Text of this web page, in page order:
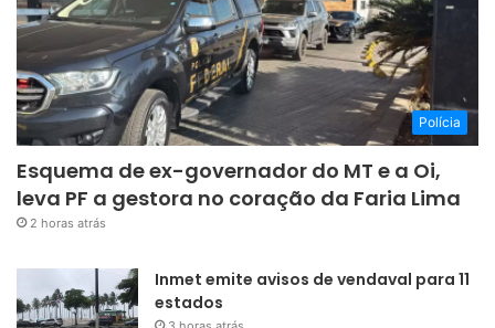
Polícia
Esquema de ex-governador do MT e a Oi,
leva PF a gestora no coração da Faria Lima
2 horas atrás
Inmet emite avisos de vendaval para 11
estados